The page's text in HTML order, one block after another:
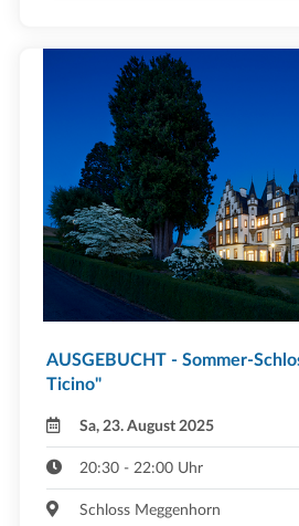
AUSGEBUCHT - Sommer-
Ticino"
Sa, 23. August 2025
20:30 - 22:00 Uhr
Schloss Meggenhorn